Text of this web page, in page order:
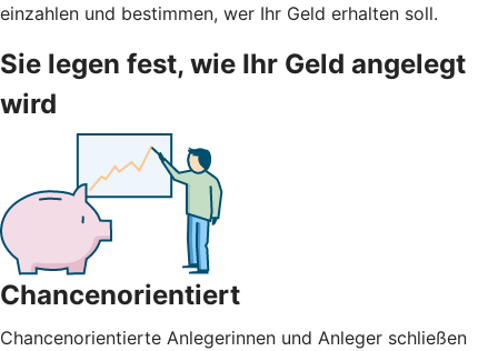
einzahlen und bestimmen, wer Ihr Geld erhalten soll.
Sie legen fest, wie Ihr Geld angelegt
wird
Chancenorientiert
Chancenorientierte Anlegerinnen und Anleger schließen